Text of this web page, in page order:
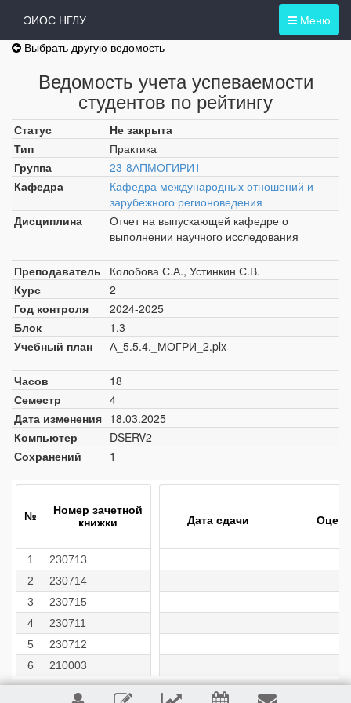
Меню
ЭИОС НГЛУ
Выбрать другую ведомость
Ведомость учета успеваемости
студентов по рейтингу
Статус
Не закрыта
Тип
Практика
Группа
23-8АПМОГИРИ1
Кафедра
Кафедра международных отношений и
зарубежного регионоведения
Дисциплина
Отчет на выпускающей кафедре о
выполнении научного исследования
Преподаватель
Колобова С.А., Устинкин С.В.
Курс
2
Год контроля
2024-2025
Блок
1,3
Учебный план
А_5.5.4._МОГРИ_2.plx
Часов
18
Семестр
4
Дата изменения 18.03.2025
Компьютер
DSERV2
Сохранений
1
№
Номер зачетной
книжки
1
230713
2
230714
3
230715
4
230711
5
230712
6
210003
Дата сдачи